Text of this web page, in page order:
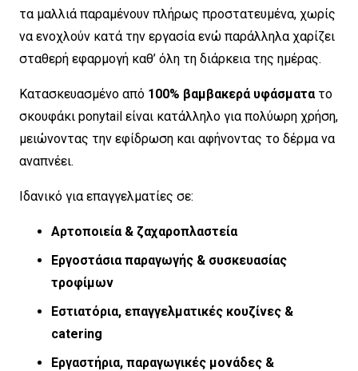
τα μαλλιά παραμένουν πλήρως προστατευμένα, χωρίς
να ενοχλούν κατά την εργασία ενώ παράλληλα χαρίζει
σταθερή εφαρμογή καθ’ όλη τη διάρκεια της ημέρας.
Κατασκευασμένο από 100% βαμβακερά υφάσματα το
σκουφάκι ponytail είναι κατάλληλο για πολύωρη χρήση,
μειώνοντας την εφίδρωση και αφήνοντας το δέρμα να
αναπνέει.
Ιδανικό για επαγγελματίες σε:
Αρτοποιεία & ζαχαροπλαστεία
Εργοστάσια παραγωγής & συσκευασίας
τροφίμων
Εστιατόρια, επαγγελματικές κουζίνες &
catering
Εργαστήρια, παραγωγικές μονάδες &